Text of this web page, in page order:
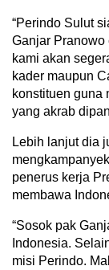
“Perindo Sulut
Ganjar Pranowo
kami akan
kader maupun
konstituen guna
yang akrab
Lebih lanjut dia
penerus kerja
membawa
“Sosok pak
Indonesia.
misi Perindo.